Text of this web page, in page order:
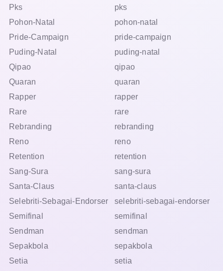
Pks
pks
Pohon-Natal
pohon-natal
Pride-Campaign
pride-campaign
Puding-Natal
puding-natal
Qipao
qipao
Quaran
quaran
Rapper
rapper
Rare
rare
Rebranding
rebranding
Reno
reno
Retention
retention
Sang-Sura
sang-sura
Santa-Claus
santa-claus
Selebriti-Sebagai-Endorser
selebriti-sebagai-endorser
Semifinal
semifinal
Sendman
sendman
Sepakbola
sepakbola
Setia
setia